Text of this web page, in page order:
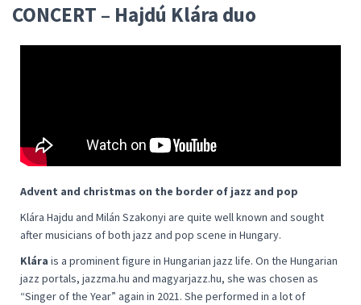
CONCERT – Hajdú Klára duo
Advent and christmas on the border of jazz and pop
Klára Hajdu and Milán Szakonyi are quite well known and sought
after musicians of both jazz and pop scene in Hungary.
Klára is a prominent figure in Hungarian jazz life. On the Hungarian
jazz portals, jazzma.hu and magyarjazz.hu, she was chosen as
“Singer of the Year” again in 2021. She performed in a lot of